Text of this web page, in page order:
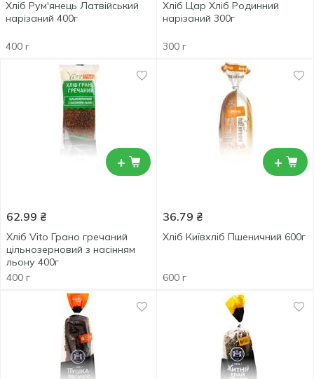
Хліб Рум'янець Латвійський
нарізаний 400г
400 г
Хліб Цар Хліб Родинний
нарізаний 300г
300 г
+
62.99 ₴
Хліб Vito Грано гречаний
цільнозерновий з насінням
льону 400г
400 г
+
36.79 ₴
Хліб Київхліб Пшеничний 600г
600 г